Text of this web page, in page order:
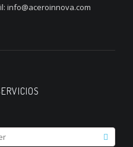
info@aceroinnova.com